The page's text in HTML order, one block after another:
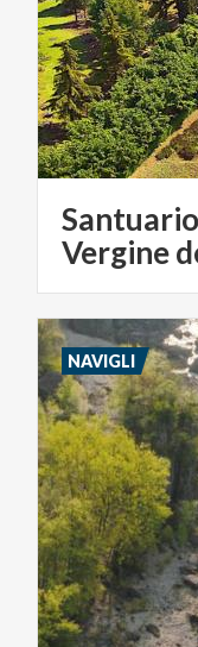
Vergine
NAVIGLI